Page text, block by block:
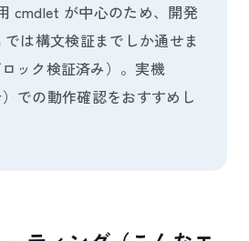
cmdlet が中心のため、開発
は構文検証までしか通せま
ック検証済み）。実機
）での動作確認をおすすめし